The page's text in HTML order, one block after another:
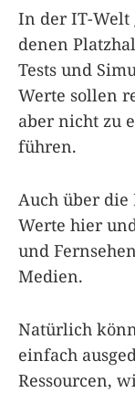
In der IT-Welt
denen
Tests und
Werte sollen
aber nicht zu
führen.
Auch über die
Werte hier
und
Medien.
Natürlich
einfach
Ressourcen,